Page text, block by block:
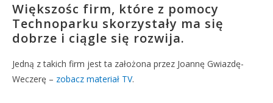
Większośc firm, które z pomocy
Technoparku skorzystały ma się
dobrze i ciągle się rozwija.
Jedną z takich firm jest ta założona przez Joannę Gwiazdę-
Weczerę – zobacz materiał TV.